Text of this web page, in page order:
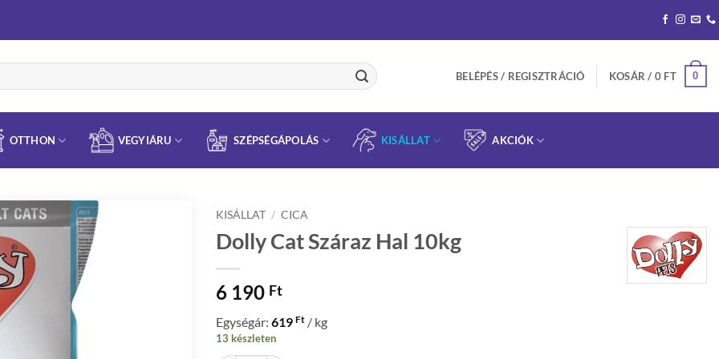
BELÉPÉS / REGISZTRÁCIÓ KOSÁR / 0 FT 0
OTTHON VEGYIÁRU SZÉPSÉGÁPOLÁS KISÁLLAT AKCIÓK
KISÁLLAT / CICA
Dolly Cat Száraz Hal 10kg
6 190 Ft
Egységár: 619 Ft / kg
13 készleten